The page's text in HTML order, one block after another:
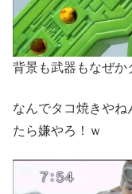
背景も武器もなぜか
なんでタコ焼きや
たら嫌やろ！ｗ